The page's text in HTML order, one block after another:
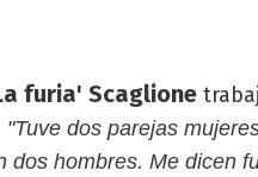
furia' Scaglione
"Tuve dos parejas
dos hombres. Me dicen